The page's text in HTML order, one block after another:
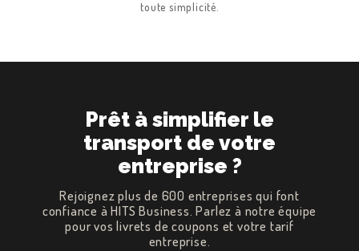
toute simplicité.
Prêt à simplifier le
transport de votre
entreprise ?
Rejoignez plus de 600 entreprises qui font
confiance à HITS Business. Parlez à notre équipe
pour vos livrets de coupons et votre tarif
entreprise.